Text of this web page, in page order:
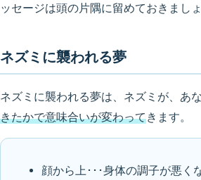
ッセージは頭の片隅に留めておきましょ
ネズミに襲われる夢
ネズミに襲われる夢は、ネズミが、あ
きたかで意味合いが変わってきます。
顔から上･･･身体の調子が悪く